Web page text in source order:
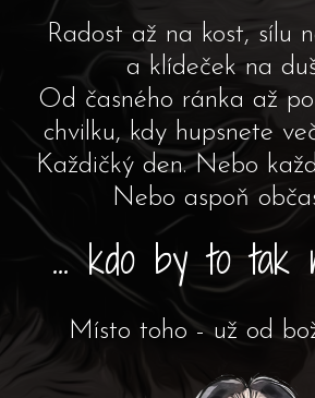
Radost až na kost, sílu
a klídeček na
Od časného ránka až
chvilku, kdy hupsnete
Každičký den. Nebo
Nebo aspoň
... kdo by to tak
Místo toho - už od